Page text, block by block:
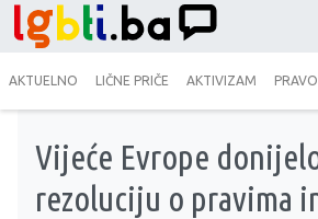
AKTUELNO LIČNE PRIČE AKTIVIZAM
Vijeće Evrope
rezoluciju o pravima